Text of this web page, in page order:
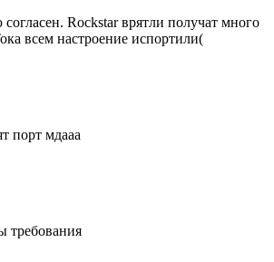
Rockstar врятли получат много
всем настроение испортили(
порт мдааа
требования